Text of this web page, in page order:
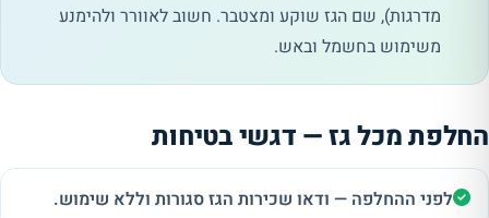
מדרגות), שם הגז שוקע ומצטבר. חשוב לאוורר ולהימנע
משימוש בחשמל ובאש.
החלפת מכל גז — דגשי בטיחות
לפני ההחלפה — ודאו שכירות הגז סגורות וללא שימוש.